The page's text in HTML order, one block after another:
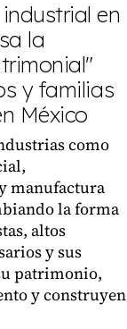
en
la
y familias
México
como
manufactura
la forma
altos
y sus
patrimonio,
y construyen